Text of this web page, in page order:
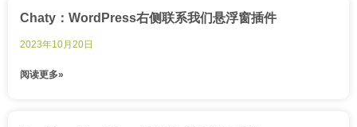
Chaty：WordPress右侧联系我们悬浮窗插件
2023年10月20日
阅读更多»